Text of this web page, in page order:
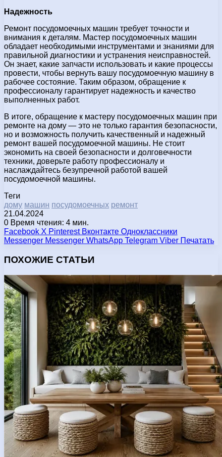
Надежность
Ремонт посудомоечных машин требует точности и
внимания к деталям. Мастер посудомоечных машин
обладает необходимыми инструментами и знаниями для
правильной диагностики и устранения неисправностей.
Он знает, какие запчасти использовать и какие процессы
провести, чтобы вернуть вашу посудомоечную машину в
рабочее состояние. Таким образом, обращение к
профессионалу гарантирует надежность и качество
выполненных работ.
В итоге, обращение к мастеру посудомоечных машин при
ремонте на дому — это не только гарантия безопасности,
но и возможность получить качественный и надежный
ремонт вашей посудомоечной машины. Не стоит
экономить на своей безопасности и долговечности
техники, доверьте работу профессионалу и
наслаждайтесь безупречной работой вашей
посудомоечной машины.
Теги
дому машин посудомоечных ремонт
21.04.2024
0 Время чтения: 4 мин.
Facebook X Pinterest Вконтакте Одноклассники
Messenger Messenger WhatsApp Telegram Viber Печатать
ПОХОЖИЕ СТАТЬИ